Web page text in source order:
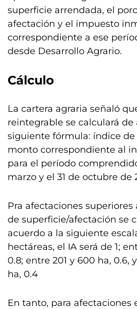
superficie arrendada, el
afectación y el impuesto
correspondiente a ese
desde Desarrollo Agrario.
Cálculo
La cartera agraria señaló
reintegrable se calculará de
siguiente fórmula: índice de
monto correspondiente al
para el período
marzo y el 31 de octubre de
Pra afectaciones superiores
de superficie/afectación se
acuerdo a la siguiente
hectáreas, el IA será de 1;
0.8; entre 201 y 600 ha, 0.6,
ha, 0.4
En tanto, para afectaciones